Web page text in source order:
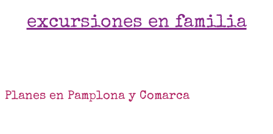
excursiones en familia
Planes en Pamplona y Comarca